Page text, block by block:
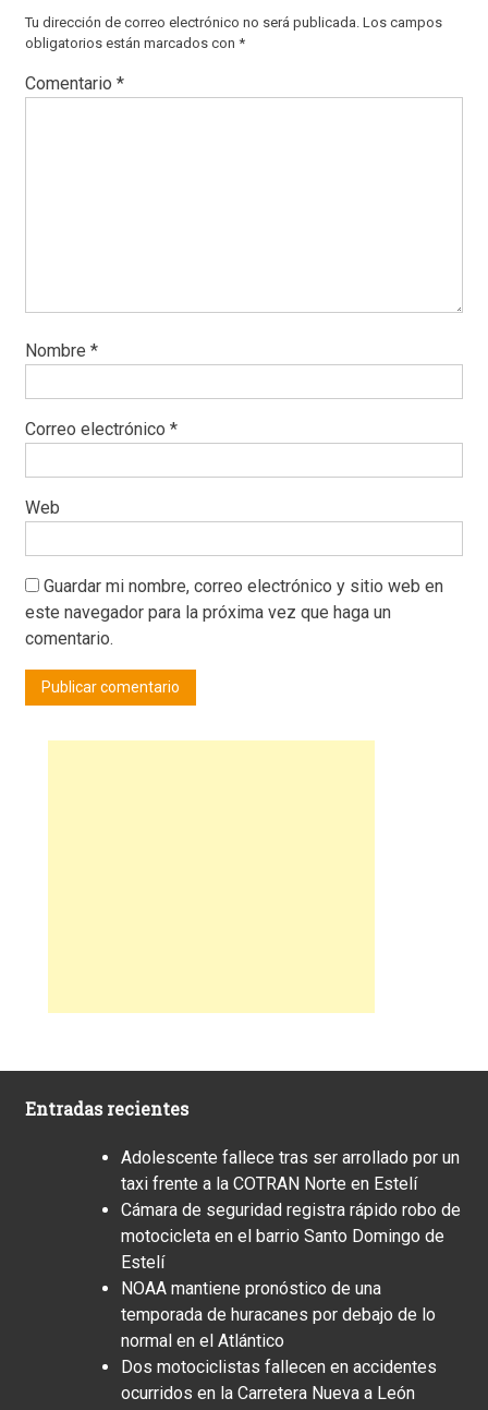
Tu dirección de correo electrónico no será publicada. Los campos
obligatorios están marcados con *
Comentario *
Nombre *
Correo electrónico *
Web
Guardar mi nombre, correo electrónico y sitio web en
este navegador para la próxima vez que haga un
comentario.
Entradas recientes
Adolescente fallece tras ser arrollado por un
taxi frente a la COTRAN Norte en Estelí
Cámara de seguridad registra rápido robo de
motocicleta en el barrio Santo Domingo de
Estelí
NOAA mantiene pronóstico de una
temporada de huracanes por debajo de lo
normal en el Atlántico
Dos motociclistas fallecen en accidentes
ocurridos en la Carretera Nueva a León